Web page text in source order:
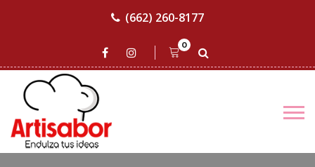
(662) 260-8177
0